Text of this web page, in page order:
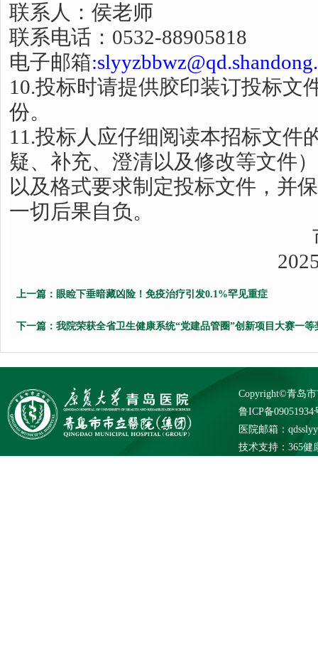
联系人：侯老师
联系电话：0532-88905818
电子邮箱:slyyzbbwz@qd.shandong.
10.投标时请提供胶印装订投标文
份。
11.投标人应仔细阅读本招标文件
疑、补充、澄清以及修改等文件
以及格式要求制定投标文件，并
一切后果自负。
市立医院
2025年09
上一篇： 眼睑下垂暗藏凶险！免疫治疗引发0.1%罕见重症
下一篇： 我院荣获全省卫生健康系统“党建品管圈”创新项目大赛一等
Copyright©青岛
鲁ICP备09051934
医院邮箱：
技术支持： 365健